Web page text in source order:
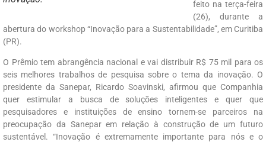
feito na terça-feira
(26), durante a
abertura do workshop “Inovação para a Sustentabilidade”, em Curitiba
(PR).
O Prêmio tem abrangência nacional e vai distribuir R$ 75 mil para os
seis melhores trabalhos de pesquisa sobre o tema da inovação. O
presidente da Sanepar, Ricardo Soavinski, afirmou que Companhia
quer estimular a busca de soluções inteligentes e quer que
pesquisadores e instituições de ensino tornem-se parceiros na
preocupação da Sanepar em relação à construção de um futuro
sustentável. “Inovação é extremamente importante para nós e o